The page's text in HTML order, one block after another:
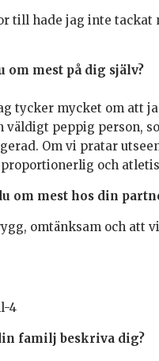
till hade jag inte tackat
om mest på dig själv?
tycker mycket om att
väldigt peppig person,
Om vi pratar
och
om mest hos din
omtänksam och att
familj beskriva dig?